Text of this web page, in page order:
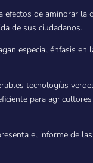
de aminorar la
de sus ciudadanos.
especial énfasis en
tecnologías
para
el informe de